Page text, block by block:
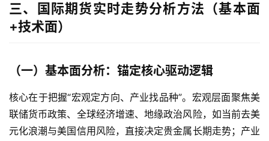
期
货
行
金
期
货
三、国际期货实时走势分析方法（基本面
+技术面）
（一）基本面分析：锚定核心驱动逻辑
核心在于把握“宏观定方向、产业找品种”。宏观层面聚焦美
联储货币政策、全球经济增速、地缘政治风险，如当前去美
元化浪潮与美国信用风险，直接决定贵金属长期走势；产业